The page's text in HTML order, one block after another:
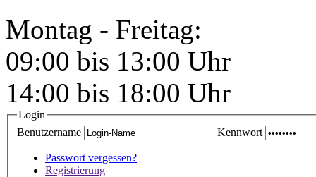
Montag - Freitag:
09:00 bis 13:00 Uhr
14:00 bis 18:00 Uhr
Login
Benutzername
Kennwort
Passwort vergessen?
Registrierung